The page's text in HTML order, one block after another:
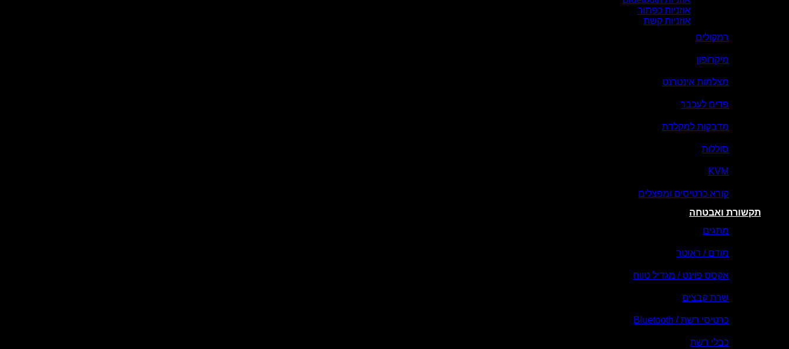
אוזניות כפתור
אוזניות קשת
רמקולים
מיקרופון
מצלמות אינטרנט
פדים לעכבר
מדבקות למקלדת
סוללות
KVM
קורא כרטיסים ומפצלים
תקשורת ואבטחה
מתגים
מודם / ראוטר
אקסס פוינט / מגדיל טווח
שרת קבצים
כרטיסי רשת / Bluetooth
כבלי רשת